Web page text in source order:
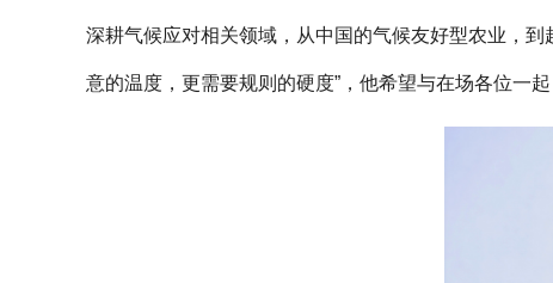
深耕气候应对相关领域，从中国的气候友好型农业，
意的温度，更需要规则的硬度”，他希望与在场各位一